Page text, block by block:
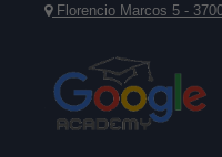
Florencio Marcos 5 -